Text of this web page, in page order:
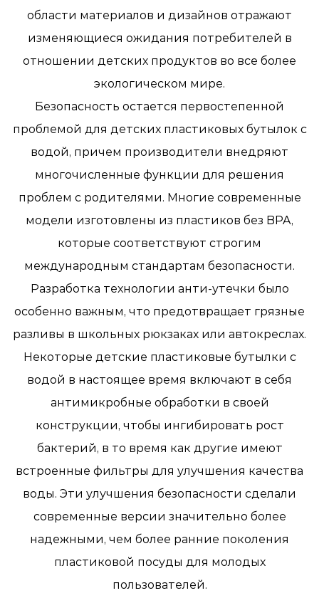
области материалов и дизайнов отражают
изменяющиеся ожидания потребителей в
отношении детских продуктов во все более
экологическом мире.
Безопасность остается первостепенной
проблемой для детских пластиковых бутылок с
водой, причем производители внедряют
многочисленные функции для решения
проблем с родителями. Многие современные
модели изготовлены из пластиков без BPA,
которые соответствуют строгим
международным стандартам безопасности.
Разработка технологии анти-утечки было
особенно важным, что предотвращает грязные
разливы в школьных рюкзаках или автокреслах.
Некоторые детские пластиковые бутылки с
водой в настоящее время включают в себя
антимикробные обработки в своей
конструкции, чтобы ингибировать рост
бактерий, в то время как другие имеют
встроенные фильтры для улучшения качества
воды. Эти улучшения безопасности сделали
современные версии значительно более
надежными, чем более ранние поколения
пластиковой посуды для молодых
пользователей.